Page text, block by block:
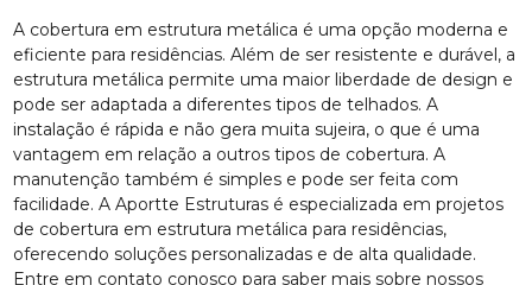
A cobertura em estrutura metálica é uma opção moderna e
eficiente para residências. Além de ser resistente e durável, a
estrutura metálica permite uma maior liberdade de design e
pode ser adaptada a diferentes tipos de telhados. A
instalação é rápida e não gera muita sujeira, o que é uma
vantagem em relação a outros tipos de cobertura. A
manutenção também é simples e pode ser feita com
facilidade. A Aportte Estruturas é especializada em projetos
de cobertura em estrutura metálica para residências,
oferecendo soluções personalizadas e de alta qualidade.
Entre em contato conosco para saber mais sobre nossos